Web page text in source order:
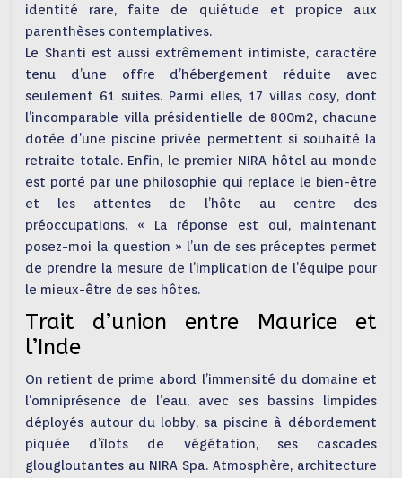
identité rare, faite de quiétude et propice aux
parenthèses contemplatives.
Le Shanti est aussi extrêmement intimiste, caractère
tenu d’une offre d’hébergement réduite avec
seulement 61 suites. Parmi elles, 17 villas cosy, dont
l’incomparable villa présidentielle de 800m2, chacune
dotée d’une piscine privée permettent si souhaité la
retraite totale. Enfin, le premier NIRA hôtel au monde
est porté par une philosophie qui replace le bien-être
et les attentes de l’hôte au centre des
préoccupations. « La réponse est oui, maintenant
posez-moi la question » l’un de ses préceptes permet
de prendre la mesure de l’implication de l’équipe pour
le mieux-être de ses hôtes.
Trait d’union entre Maurice et
l’Inde
On retient de prime abord l’immensité du domaine et
l‘omniprésence de l’eau, avec ses bassins limpides
déployés autour du lobby, sa piscine à débordement
piquée d’îlots de végétation, ses cascades
glougloutantes au NIRA Spa. Atmosphère, architecture